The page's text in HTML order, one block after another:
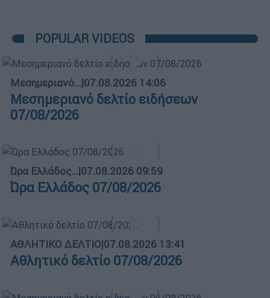
POPULAR VIDEOS
Μεσημεριανό...|07.08.2026 14:06
Μεσημεριανό δελτίο ειδήσεων
07/08/2026
Ώρα Ελλάδος...|07.08.2026 09:59
Ώρα Ελλάδος 07/08/2026
ΑΘΛΗΤΙΚΟ ΔΕΛΤΙΟ|07.08.2026 13:41
Αθλητικό δελτίο 07/08/2026